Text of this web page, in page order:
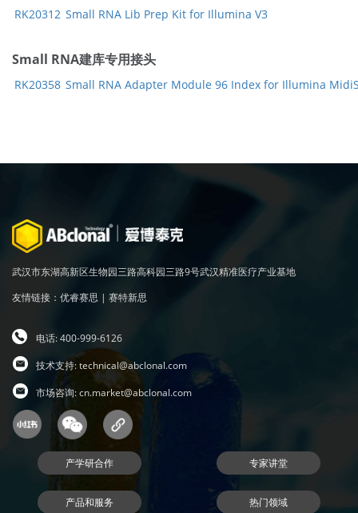
RK20312 Small RNA Lib Prep Kit for Illumina V3
Small RNA建库专用接头
RK20358 Small RNA Adapter Module 96 Index for Illumina
武汉市东湖高新区生物园三路高科园三路9号武汉精准医疗产业基地
友情链接： 优睿赛思 | 赛特新思
电话: 400-999-6126
技术支持:technical@abclonal.com
市场咨询:cn.market@abclonal.com
产学研合作 专家讲堂
产品和服务 热门领域